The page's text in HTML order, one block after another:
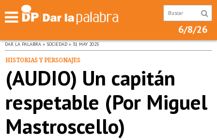
6/8/26
DAR LA PALABRA » SOCIEDAD » 31 MAY 2025
HISTORIAS Y PERSONAJES
(AUDIO) Un capitán
respetable (Por Miguel
Mastroscello)